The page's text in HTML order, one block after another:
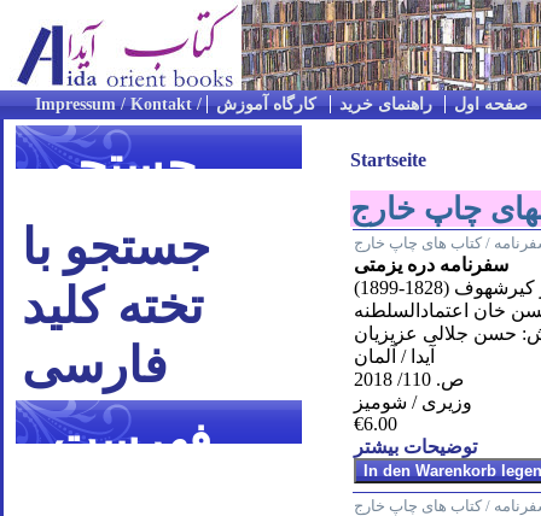
صفحه اول راهنمای خرید کارگاه آموزش
جستجو
جستجو با
تخته کلید
فارسی
فهرست
Startseite
/ کتاب های چاپ خارج
سفرنامه دره یزمتی
(1828-1899)
خان اعتمادالسلطنه
حسن جلالى عزيزيان
آیدا / آلمان
ص. 110/ 2018
وزیری / شومیز
€6.00
توضیحات بیشتر
/ کتاب های چاپ خارج